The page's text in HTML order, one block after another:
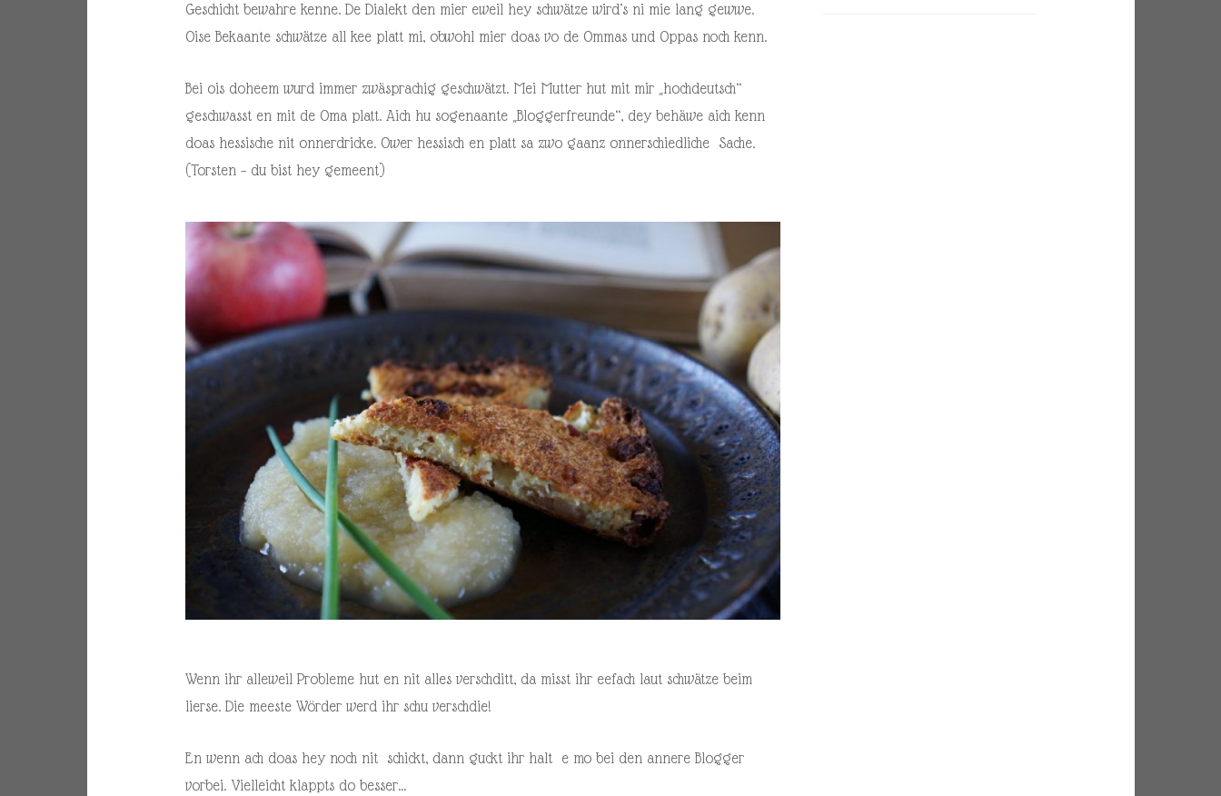
Geschicht bewahre kenne. De Dialekt den mier eweil hey schwätze wird’s ni mie lang gewwe.
Oise Bekaante schwätze all kee platt mi, obwohl mier doas vo de Ommas und Oppas noch kenn.
Bei ois doheem wurd immer zwäsprachig geschwätzt. Mei Mutter hut mit mir „hochdeutsch“
geschwasst en mit de Oma platt. Aich hu sogenaante „Bloggerfreunde“, dey behäwe aich kenn
doas hessische nit onnerdricke. Ower hessisch en platt sa zwo gaanz onnerschiedliche Sache.
(Torsten – du bist hey gemeent)
Wenn ihr alleweil Probleme hut en nit alles verschditt, da misst ihr eefach laut schwätze beim
lierse. Die meeste Wörder werd ihr schu verschdie!
En wenn ach doas hey noch nit schickt, dann guckt ihr halt e mo bei den annere Blogger
vorbei. Vielleicht klappts do besser…